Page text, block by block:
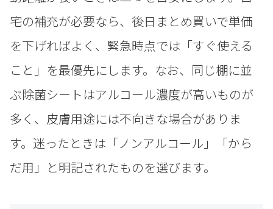
宅の補充が必要なら、後日まとめ買いで単価
を下げればよく、緊急時点では「すぐ使える
こと」を最優先にします。なお、同じ棚に並
ぶ除菌シートはアルコール濃度が高いものが
多く、皮膚用途には不向きな場合がありま
す。迷ったときは「ノンアルコール」「から
だ用」と明記されたものを選びます。